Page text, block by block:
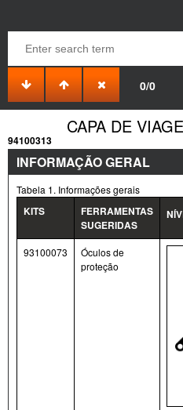
0/0
CAPA DE
94100313
INFORMAÇÃO GERAL
Tabela 1. Informações gerais
KITS
FERRAMENTAS
SUGERIDAS
93100073
Óculos de
proteção